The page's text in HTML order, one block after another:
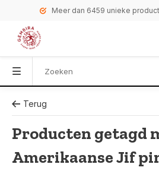
Meer dan 6459 unieke producten
Terug
Producten getagd
Amerikaanse Jif